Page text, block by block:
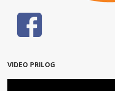
VIDEO PRILOG